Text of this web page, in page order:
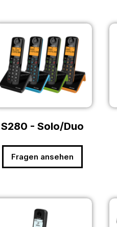
S280 - Solo/Duo
Fragen ansehen